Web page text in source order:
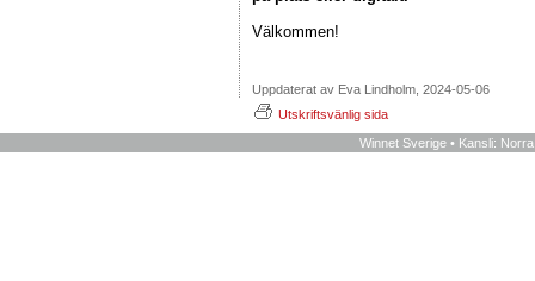
Välkommen!
Uppdaterat av Eva Lindholm, 2024-05-06
Utskriftsvänlig sida
Winnet Sverige • Kansli: